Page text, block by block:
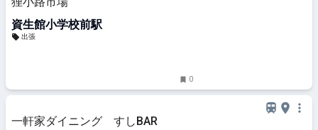
資生館小学校前駅
出張
0
一軒家ダイニング すしBAR